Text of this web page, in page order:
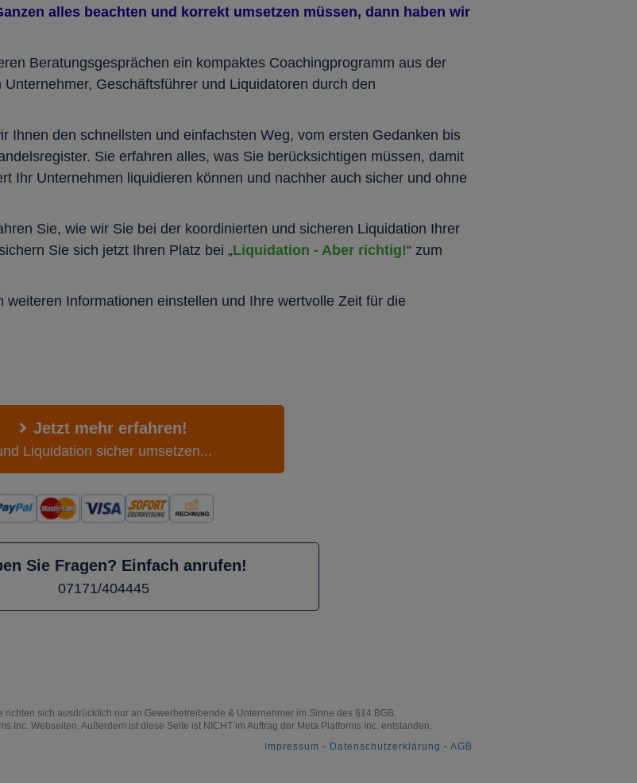
alles beachten und korrekt umsetzen müssen, dann haben wir
Beratungsgesprächen ein kompaktes Coachingprogramm aus der
Geschäftsführer und Liquidatoren durch den
Ihnen den schnellsten und einfachsten Weg, vom ersten Gedanken bis
Sie erfahren alles, was Sie berücksichtigen müssen, damit
Ihr Unternehmen liquidieren können und nachher auch sicher und ohne
Sie, wie wir Sie bei der koordinierten und sicheren Liquidation Ihrer
Sie sich jetzt Ihren Platz bei „Liquidation - Aber richtig!“ zum
Informationen einstellen und Ihre wertvolle Zeit für die
Jetzt mehr erfahren!
Liquidation sicher umsetzen...
Sie Fragen? Einfach anrufen!
07171/404445
richten sich ausdrücklich nur an Gewerbetreibende & Unternehmer im Sinne des §14 BGB.
Inc. Webseiten. Außerdem ist diese Seite ist NICHT im Auftrag der Meta Platforms Inc. entstanden.
Impressum - Datenschutzerklärung - AGB